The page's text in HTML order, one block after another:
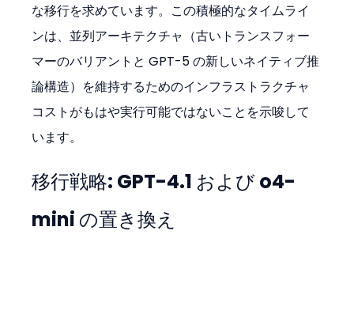
な移行を求めています。この積極的なタイムライ
ンは、並列アーキテクチャ（古いトランスフォー
マーのバリアントと GPT-5 の新しいネイティブ推
論構造）を維持するためのインフラストラクチャ
コストがもはや実行可能ではないことを示唆して
います。
移行戦略: GPT-4.1 および o4-
mini の置き換え